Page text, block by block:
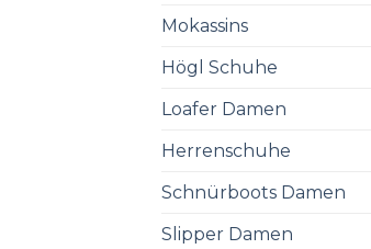
Mokassins
Högl Schuhe
Loafer Damen
Herrenschuhe
Schnürboots Damen
Slipper Damen